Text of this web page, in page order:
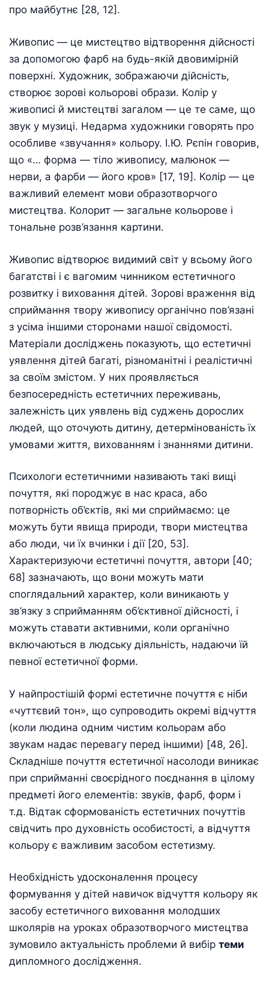
про майбутнє [28, 12].
Живопис — це мистецтво відтворення дійсності
за допомогою фарб на будь-якій двовимірній
поверхні. Художник, зображаючи дійсність,
створює зорові кольорові образи. Колір у
живописі й мистецтві загалом — це те саме, що
звук у музиці. Недарма художники говорять про
особливе «звучання» кольору. І.Ю. Рєпін говорив,
що «… форма — тіло живопису, малюнок —
нерви, а фарби — його кров» [17, 19]. Колір — це
важливий елемент мови образотворчого
мистецтва. Колорит — загальне кольорове і
тональне розв’язання картини.
Живопис відтворює видимий світ у всьому його
багатстві і є вагомим чинником естетичного
розвитку і виховання дітей. Зорові враження від
сприймання твору живопису органічно пов’язані
з усіма іншими сторонами нашої свідомості.
Матеріали досліджень показують, що естетичні
уявлення дітей багаті, різноманітні і реалістичні
за своїм змістом. У них проявляється
безпосередність естетичних переживань,
залежність цих уявлень від суджень дорослих
людей, що оточують дитину, детермінованість їх
умовами життя, вихованням і знаннями дитини.
Психологи естетичними називають такі вищі
почуття, які породжує в нас краса, або
потворність об’єктів, які ми сприймаємо: це
можуть бути явища природи, твори мистецтва
або люди, чи їх вчинки і дії [20, 53].
Характеризуючи естетичні почуття, автори [40;
68] зазначають, що вони можуть мати
споглядальний характер, коли виникають у
зв’язку з сприйманням об’єктивної дійсності, і
можуть ставати активними, коли органічно
включаються в людську діяльність, надаючи їй
певної естетичної форми.
У найпростішій формі естетичне почуття є ніби
«чуттєвий тон», що супроводить окремі відчуття
(коли людина одним чистим кольорам або
звукам надає перевагу перед іншими) [48, 26].
Складніше почуття естетичної насолоди виникає
при сприйманні своєрідного поєднання в цілому
предметі його елементів: звуків, фарб, форм і
т.д. Відтак сформованість естетичних почуттів
свідчить про духовність особистості, а відчуття
кольору є важливим засобом естетизму.
Необхідність удосконалення процесу
формування у дітей навичок відчуття кольору як
засобу естетичного виховання молодших
школярів на уроках образотворчого мистецтва
зумовило актуальність проблеми й вибір теми
дипломного дослідження.